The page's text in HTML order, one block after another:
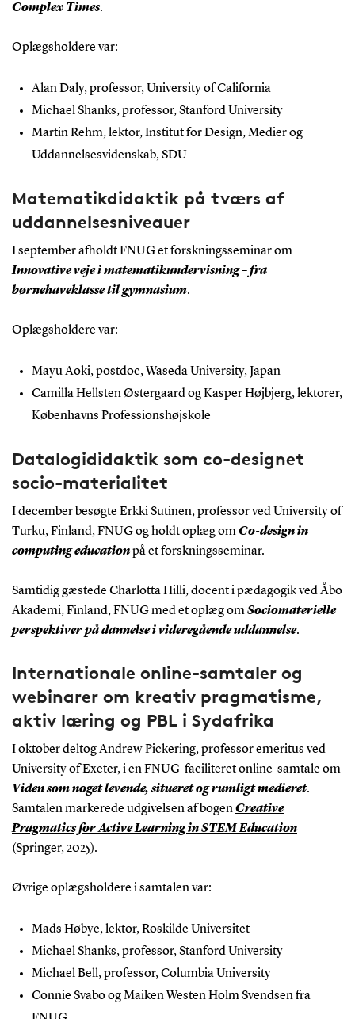
Complex Times.
Oplægsholdere var:
Alan Daly, professor, University of California
Michael Shanks, professor, Stanford University
Martin Rehm, lektor, Institut for Design, Medier og
Uddannelsesvidenskab, SDU
Matematikdidaktik på tværs af
uddannelsesniveauer
I september afholdt FNUG et forskningsseminar om
Innovative veje i matematikundervisning – fra
børnehaveklasse til gymnasium.
Oplægsholdere var:
Mayu Aoki, postdoc, Waseda University, Japan
Camilla Hellsten Østergaard og Kasper Højbjerg, lektorer,
Københavns Professionshøjskole
Datalogididaktik som co-designet
socio-materialitet
I december besøgte Erkki Sutinen, professor ved University of
Turku, Finland, FNUG og holdt oplæg omCo-design in
computing educationpå et forskningsseminar.
Samtidig gæstede Charlotta Hilli, docent i pædagogik ved Åbo
Akademi, Finland, FNUG med et oplæg omSociomaterielle
perspektiver på dannelse i videregående uddannelse.
Internationale online-samtaler og
webinarer om kreativ pragmatisme,
aktiv læring og PBL i Sydafrika
I oktober deltog Andrew Pickering, professor emeritus ved
University of Exeter, i en FNUG-faciliteret online-samtale om
Viden som noget levende, situeret og rumligt medieret.
Samtalen markerede udgivelsen af bogenCreative
Pragmatics for Active Learning in STEM Education
(Springer, 2025).
Øvrige oplægsholdere i samtalen var:
Mads Høbye, lektor, Roskilde Universitet
Michael Shanks, professor, Stanford University
Michael Bell, professor, Columbia University
Connie Svabo og Maiken Westen Holm Svendsen fra